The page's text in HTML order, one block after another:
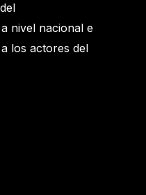
k
m
nivel nacional e
los actores del